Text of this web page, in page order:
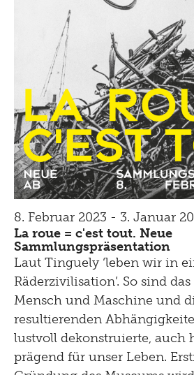
8. Februar 2023 - 3. Januar
La roue = c'est tout. Neue
Sammlungspräsentation
Laut Tinguely ‘leben wir in
Räderzivilisation’. So sind
Mensch und Maschine und
resultierenden
lustvoll dekonstruierte, auch
prägend für unser Leben.